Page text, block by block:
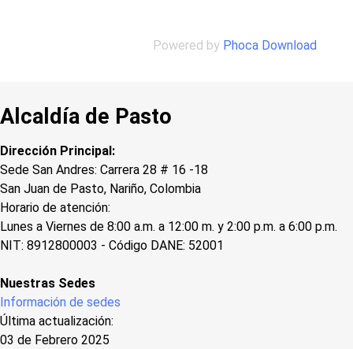
Powered by Phoca Download
Alcaldía de Pasto
Dirección Principal:
Sede San Andres: Carrera 28 # 16 -18
San Juan de Pasto, Nariño, Colombia
Horario de atención:
Lunes a Viernes de 8:00 a.m. a 12:00 m. y 2:00 p.m. a 6:00 p.m.
NIT: 8912800003 - Código DANE: 52001
Nuestras Sedes
Información de sedes
Última actualización:
03 de Febrero 2025